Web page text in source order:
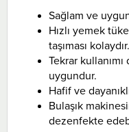
Sağlam ve
Hızlı yemek
taşıması kolaydır.
Tekrar
uygundur.
Hafif ve
Bulaşık
dezenfekte